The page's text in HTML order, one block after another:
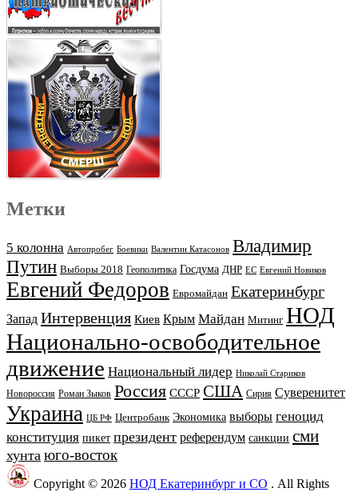
Метки
5 колонна Автопробег Боевики Валентин Катасонов Владимир
Путин Выборы 2018 Геополитика Госдума ДНР ЕС Евгений Новиков
Евгений Федоров Евромайдан Екатеринбург
Запад Интервенция Киев Крым Майдан Митинг НОД
Национально-освободительное
движение Национальный лидер Николай Стариков
Новороссия Роман Зыков Россия СССР США Сирия Суверенитет
Украина ЦБ РФ Центробанк Экономика выборы геноцид
конституция пикет президент референдум санкции сми
хунта юго-восток
Copyright © 2026 НОД Екатеринбург и СО . All Rights